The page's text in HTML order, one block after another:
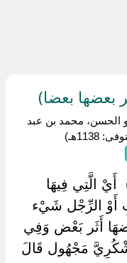
بعضا)
الحسن، محمد بن عبد
‏أَيْ الَّتِي فِيهَا
أَوْ الرِّجْل شَيْء
أَثَر بَعْض وَفِي
مَجْهُول قَالَ